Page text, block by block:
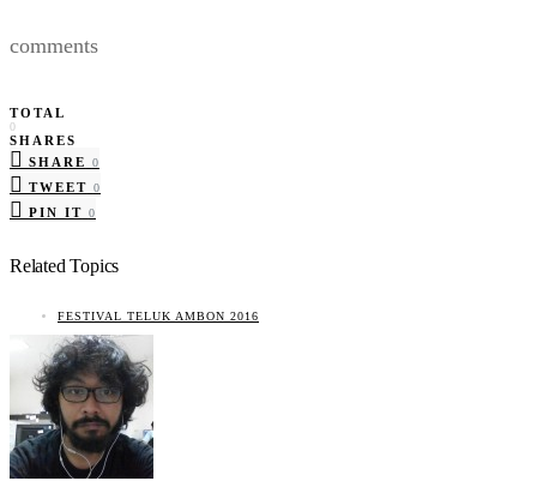
comments
TOTAL
0
SHARES
SHARE
0
TWEET 0
PIN IT 0
Related Topics
FESTIVAL TELUK AMBON 2016